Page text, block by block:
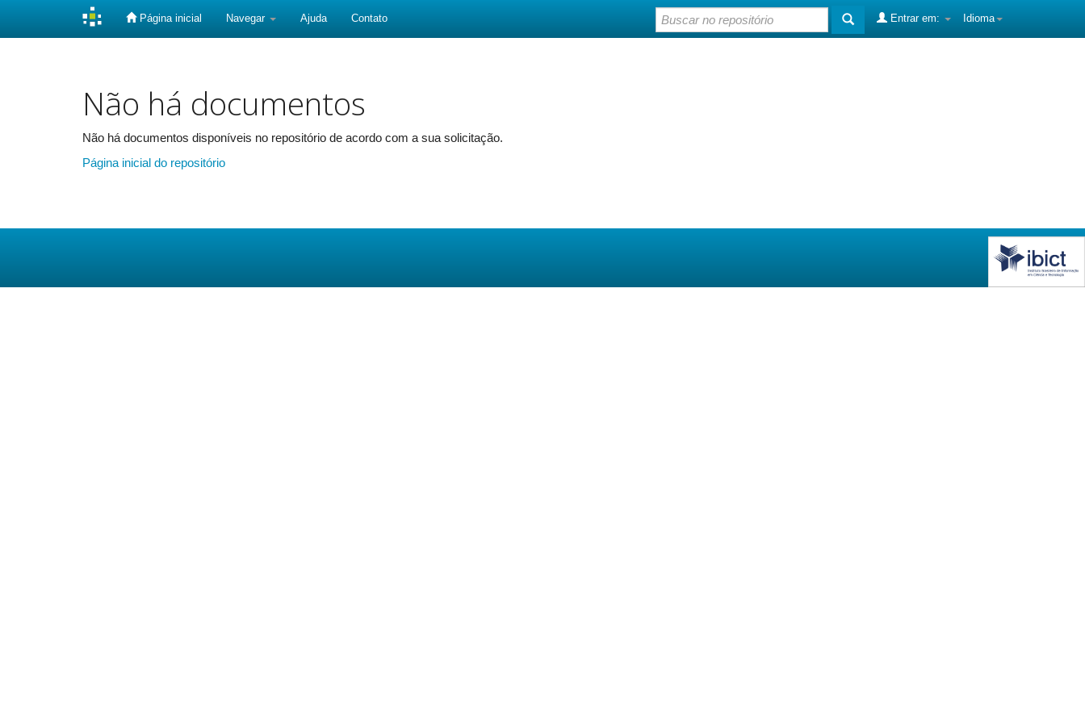
Página inicial Navegar Ajuda Contato Idioma
Entrar em:
Não há documentos
Não há documentos disponíveis no repositório de acordo com a sua solicitação.
Página inicial do repositório